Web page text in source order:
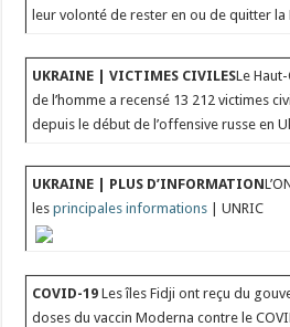
leur volonté de rester en ou de quitter la
UKRAINE | VICTIMES CIVILESLe
de l’homme a recensé 13 212 victimes
depuis le début de l’offensive russe en
UKRAINE | PLUS D’INFORMATION
lesprincipales informations | UNRIC
COVID-19 Les îles Fidji ont reçu du
doses du vaccin Moderna contre le